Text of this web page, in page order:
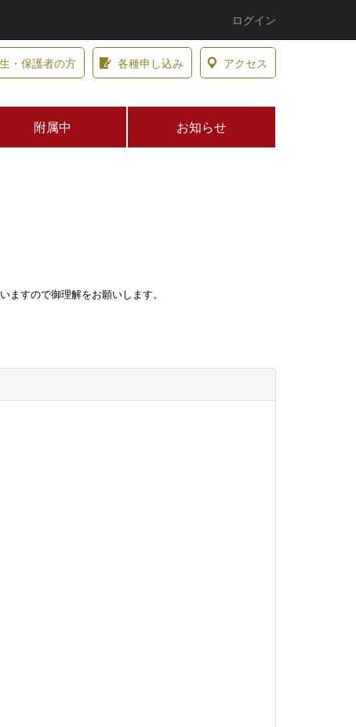
ログイン
・保護者の方 各種申し込み アクセス
附属中 お知らせ
ますので御理解をお願いします。